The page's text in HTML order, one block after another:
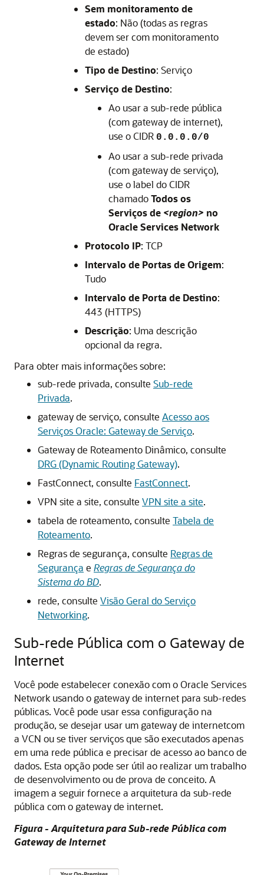
Sem monitoramento de
estado: Não (todas as regras
devem ser com monitoramento
de estado)
Tipo de Destino: Serviço
Serviço de Destino:
Ao usar a sub-rede pública
(com gateway de internet),
use o CIDR 0.0.0.0/0
Ao usar a sub-rede privada
(com gateway de serviço),
use o label do CIDR
chamadoTodos os
Serviços de <region> no
Oracle Services Network
Protocolo IP: TCP
Intervalo de Portas de Origem:
Tudo
Intervalo de Porta de Destino:
443 (HTTPS)
Descrição: Uma descrição
opcional da regra.
Para obter mais informações sobre:
sub-rede privada, consulte Sub-rede
Privada.
gateway de serviço, consulte Acesso aos
Serviços Oracle: Gateway de Serviço.
Gateway de Roteamento Dinâmico, consulte
DRG (Dynamic Routing Gateway).
FastConnect, consulte FastConnect.
VPN site a site, consulte VPN site a site.
tabela de roteamento, consulte Tabela de
Roteamento.
Regras de segurança, consulte Regras de
Segurança e Regras de Segurança do
Sistema do BD.
rede, consulte Visão Geral do Serviço
Networking.
Sub-rede Pública com o Gateway de
Internet
Você pode estabelecer conexão com o Oracle Services
Network usando o gateway de internet para sub-redes
públicas. Você pode usar essa configuração na
produção, se desejar usar um gateway de internetcom
a VCN ou se tiver serviços que são executados apenas
em uma rede pública e precisar de acesso ao banco de
dados. Esta opção pode ser útil ao realizar um trabalho
de desenvolvimento ou de prova de conceito. A
imagem a seguir fornece a arquitetura da sub-rede
pública com o gateway de internet.
Figura - Arquitetura para Sub-rede Pública com
Gateway de Internet